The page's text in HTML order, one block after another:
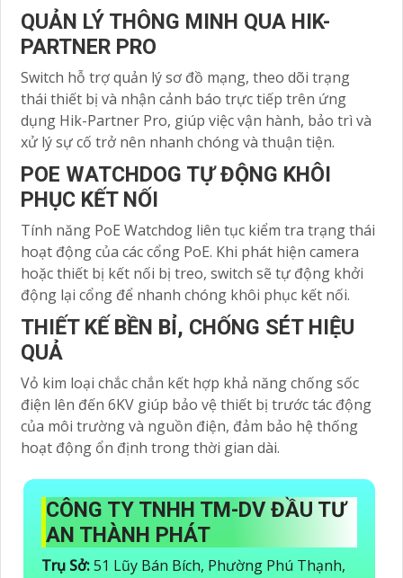
QUẢN LÝ THÔNG MINH QUA HIK-
PARTNER PRO
Switch hỗ trợ quản lý sơ đồ mạng, theo dõi trạng
thái thiết bị và nhận cảnh báo trực tiếp trên ứng
dụng Hik-Partner Pro, giúp việc vận hành, bảo trì và
xử lý sự cố trở nên nhanh chóng và thuận tiện.
POE WATCHDOG TỰ ĐỘNG KHÔI
PHỤC KẾT NỐI
Tính năng PoE Watchdog liên tục kiểm tra trạng thái
hoạt động của các cổng PoE. Khi phát hiện camera
hoặc thiết bị kết nối bị treo, switch sẽ tự động khởi
động lại cổng để nhanh chóng khôi phục kết nối.
THIẾT KẾ BỀN BỈ, CHỐNG SÉT HIỆU
QUẢ
Vỏ kim loại chắc chắn kết hợp khả năng chống sốc
điện lên đến 6KV giúp bảo vệ thiết bị trước tác động
của môi trường và nguồn điện, đảm bảo hệ thống
hoạt động ổn định trong thời gian dài.
CÔNG TY TNHH TM-DV ĐẦU TƯ
AN THÀNH PHÁT
Trụ Sở:51 Lũy Bán Bích, Phường Phú Thạnh,